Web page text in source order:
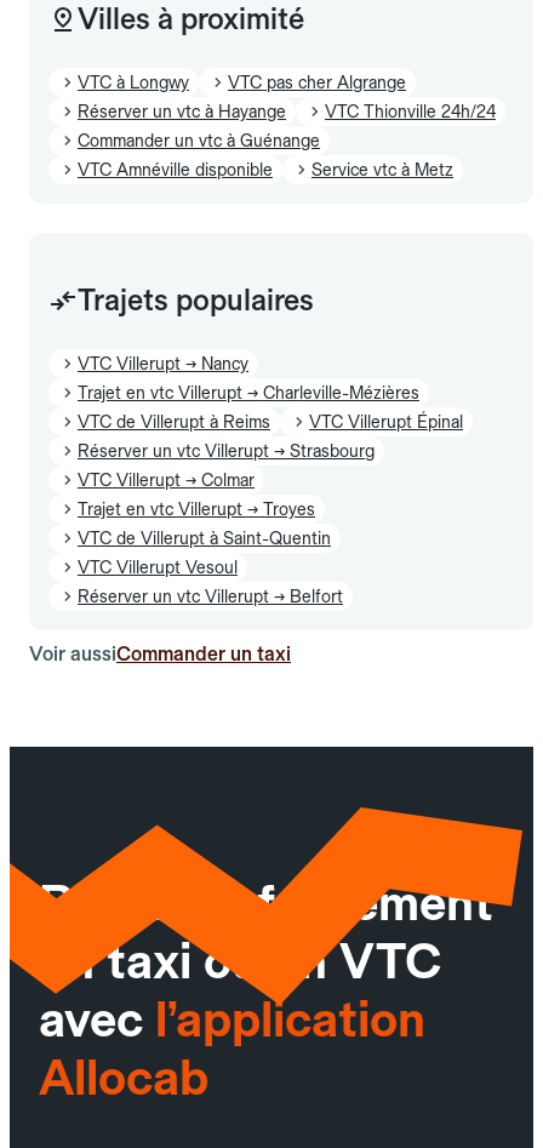
Villes à proximité
VTC à Longwy
VTC pas cher Algrange
Réserver un vtc à Hayange
VTC Thionville 24h/24
Commander un vtc à Guénange
VTC Amnéville disponible
Service vtc à Metz
Trajets populaires
VTC Villerupt → Nancy
Trajet en vtc Villerupt → Charleville-Mézières
VTC de Villerupt à Reims
VTC Villerupt Épinal
Réserver un vtc Villerupt → Strasbourg
VTC Villerupt → Colmar
Trajet en vtc Villerupt → Troyes
VTC de Villerupt à Saint-Quentin
VTC Villerupt Vesoul
Réserver un vtc Villerupt → Belfort
Voir aussiCommander un taxi
Réservez facilement
un taxi ou un VTC
avec l’application
Allocab